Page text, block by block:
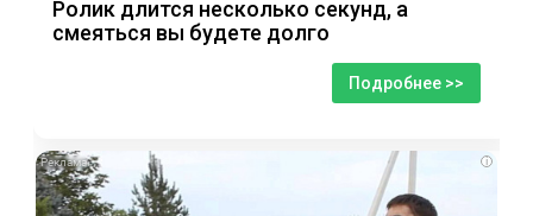
Ролик длится несколько секунд, а
смеяться вы будете долго
Подробнее >>
i